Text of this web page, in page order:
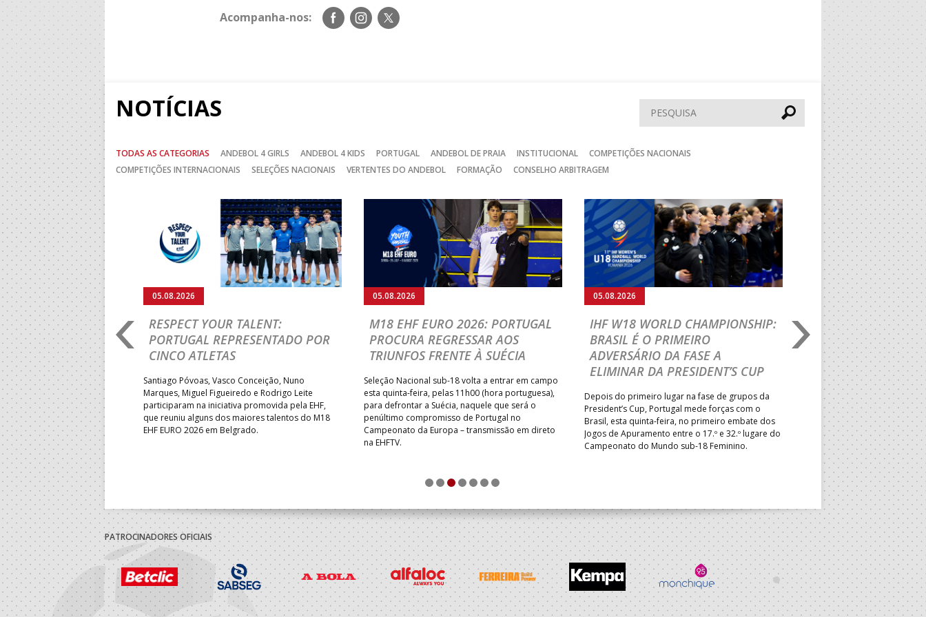
Acompanha-nos:
Siga-
nos
Siga-
nos
Siga-
nos
NOTÍCIAS Pesquisar
TODAS AS CATEGORIAS ANDEBOL 4 GIRLS ANDEBOL 4 KIDS PORTUGAL ANDEBOL DE PRAIA INSTITUCIONAL
COMPETIÇÕES NACIONAIS
COMPETIÇÕES INTERNACIONAIS
SELEÇÕES NACIONAIS VERTENTES DO ANDEBOL FORMAÇÃO CONSELHO ARBITRAGEM
2026: PORTUGAL
E SEGUE NA LUTA
18 regressou às vitórias no
ao superar a Suécia por 32-
uma vaga para o
do Mundo.
05.08.2026
RESPECT YOUR TALENT:
PORTUGAL REPRESENTADO POR
CINCO ATLETAS
Santiago Póvoas, Vasco Conceição, Nuno
Marques, Miguel Figueiredo e Rodrigo Leite
participaram na iniciativa promovida pela EHF,
que reuniu alguns dos maiores talentos do M18
EHF EURO 2026 em Belgrado.
05.08.2026
M18 EHF EURO 2026: PORTUGAL
PROCURA REGRESSAR AOS
TRIUNFOS FRENTE À SUÉCIA
Seleção Nacional sub-18 volta a entrar em campo
esta quinta-feira, pelas 11h00 (hora portuguesa),
para defrontar a Suécia, naquele que será o
penúltimo compromisso de Portugal no
Campeonato da Europa – transmissão em direto
na EHFTV.
05.08.2026
IHF W18 WORLD CHAMPIONSHIP:
BRASIL É O PRIMEIRO
ADVERSÁRIO DA FASE A
ELIMINAR DA PRESIDENT’S CUP
Depois do primeiro lugar na fase de grupos da
President’s Cup, Portugal mede forças com o
Brasil, esta quinta-feira, no primeiro embate dos
Jogos de Apuramento entre o 17.º e 32.º lugare do
Campeonato do Mundo sub-18 Feminino.
05.08.2026
IHF W18 WORLD
JOÃO VAREJÃO
CURSO
TREINADORES NA
Treinador português João
integrado na EHF Experts
preletores convidados pela
de Andebol, em Pitești,
de 400 treinadores.
Seguinte
1 2 3 4 5 6 7
PATROCINADORES OFICIAIS